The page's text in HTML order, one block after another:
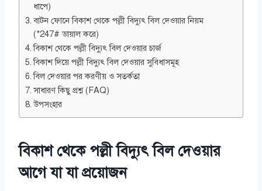
ধাপে)
বাটন ফোনে বিকাশ থেকে পল্লী বিদ্যুৎ বিল দেওয়ার নিয়ম
(*247# ডায়াল করে)
বিকাশ থেকে পল্লী বিদ্যুৎ বিল দেওয়ার চার্জ
বিকাশ দিয়ে পল্লী বিদ্যুৎ বিল দেওয়ার সুবিধাসমূহ
বিল দেওয়ার পর করণীয় ও সতর্কতা
সাধারণ কিছু প্রশ্ন (FAQ)
উপসংহার
বিকাশ থেকে পল্লী বিদ্যুৎ বিল দেওয়ার
আগে যা যা প্রয়োজন